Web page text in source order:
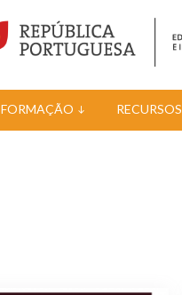
FORMAÇÃO RECURSOS